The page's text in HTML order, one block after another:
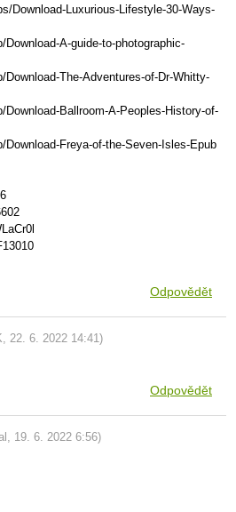
Download-Luxurious-Lifestyle-30-Ways-
A-guide-to-photographic-
The-Adventures-of-Dr-Whitty-
Ballroom-A-Peoples-History-of-
Freya-of-the-Seven-Isles-Epub
Odpovědět
, 22. 6. 2022 14:41)
Odpovědět
, 19. 6. 2022 6:56)